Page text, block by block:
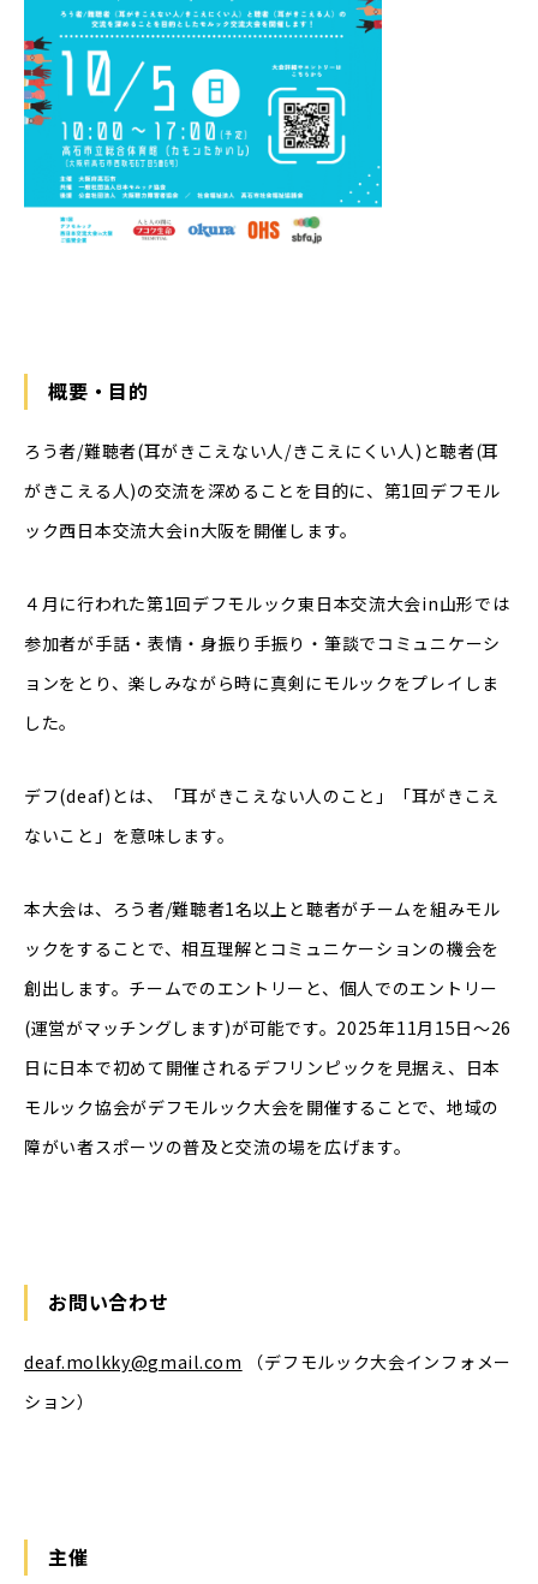
概要・目的
ろう者/難聴者(耳がきこえない人/きこえにくい人)と聴者(耳
がきこえる人)の交流を深めることを目的に、第1回デフモル
ック西日本交流大会in大阪を開催します。
４月に行われた第1回デフモルック東日本交流大会in山形では
参加者が手話・表情・身振り手振り・筆談でコミュニケーシ
ョンをとり、楽しみながら時に真剣にモルックをプレイしま
した。
デフ(deaf)とは、「耳がきこえない人のこと」「耳がきこえ
ないこと」を意味します。
本大会は、ろう者/難聴者1名以上と聴者がチームを組みモル
ックをすることで、相互理解とコミュニケーションの機会を
創出します。チームでのエントリーと、個人でのエントリー
(運営がマッチングします)が可能です。2025年11月15日〜26
日に日本で初めて開催されるデフリンピックを見据え、日本
モルック協会がデフモルック大会を開催することで、地域の
障がい者スポーツの普及と交流の場を広げます。
お問い合わせ
deaf.molkky@gmail.com （デフモルック大会インフォメー
ション）
主催